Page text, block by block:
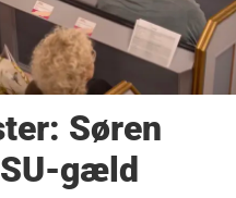
Søren
gæld